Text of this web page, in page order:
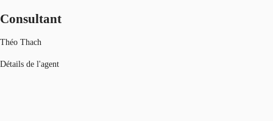
Consultant
Théo Thach
Détails de l'agent